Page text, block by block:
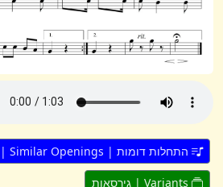
התחלות דומות | Similar Openings | ענלעכע אָנהייבן